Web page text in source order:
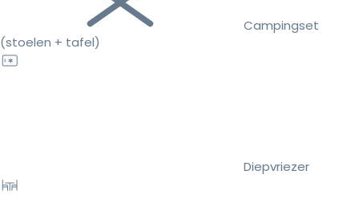
Campingset
(stoelen + tafel)
Diepvriezer